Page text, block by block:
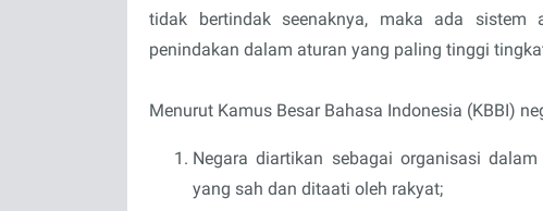
tidak bertindak seenaknya, maka ada sistem
penindakan dalam aturan yang paling tinggi
Menurut Kamus Besar Bahasa Indonesia (KBBI)
Negara diartikan sebagai organisasi
yang sah dan ditaati oleh rakyat;